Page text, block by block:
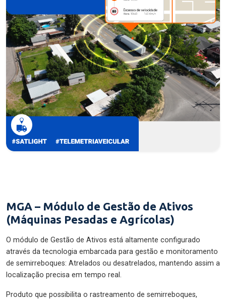
MGA – Módulo de Gestão de Ativos
(Máquinas Pesadas e Agrícolas)
O módulo de Gestão de Ativos está altamente configurado
através da tecnologia embarcada para gestão e monitoramento
de semirreboques: Atrelados ou desatrelados, mantendo assim a
localização precisa em tempo real.
Produto que possibilita o rastreamento de semirreboques,